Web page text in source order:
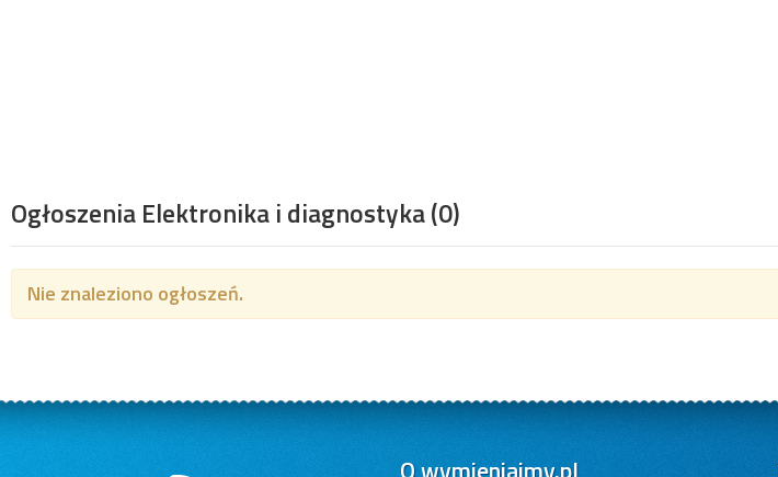
Ogłoszenia Elektronika i diagnostyka(0)
Nie znaleziono ogłoszeń.